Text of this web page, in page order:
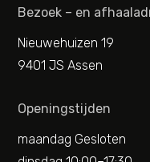
Bezoek – en
Nieuwehuizen 19
9401 JS Assen
Openingstijden
maandag Gesloten